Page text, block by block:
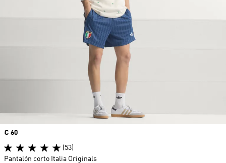
Precio
€ 60
(53)
Pantalón corto Italia Originals